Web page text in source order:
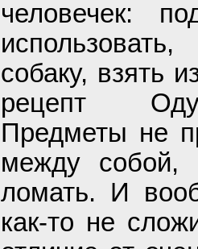
человечек:
собаку, взять
рецепт
Предметы не
между собой,
ломать. И
как-то не